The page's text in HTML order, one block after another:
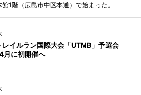
1階（広島市中区本通）で始まった。
レイルラン国際大会「UTMB」予選会
月に初開催へ